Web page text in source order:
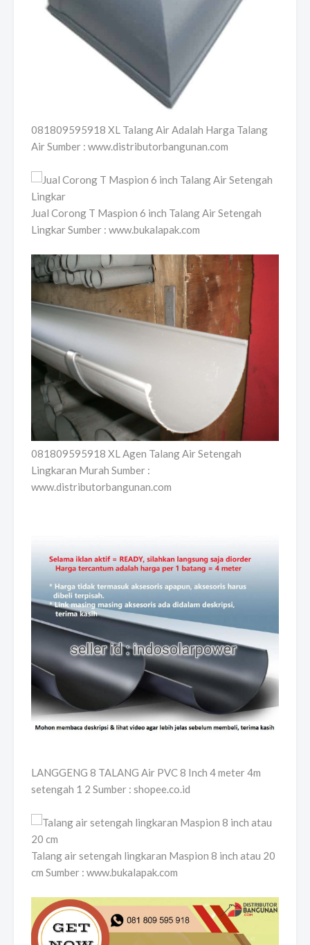
081809595918 XL Talang Air Adalah Harga Talang
Air Sumber : www.distributorbangunan.com
Jual Corong T Maspion 6 inch Talang Air Setengah
Lingkar Sumber : www.bukalapak.com
081809595918 XL Agen Talang Air Setengah
Lingkaran Murah Sumber :
www.distributorbangunan.com
LANGGENG 8 TALANG Air PVC 8 Inch 4 meter 4m
setengah 1 2 Sumber : shopee.co.id
Talang air setengah lingkaran Maspion 8 inch atau 20
cm Sumber : www.bukalapak.com